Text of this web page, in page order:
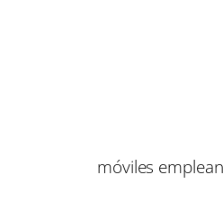
móviles